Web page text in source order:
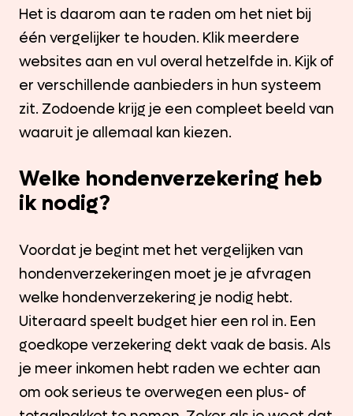
Het is daarom aan te raden om het niet bij
één vergelijker te houden. Klik meerdere
websites aan en vul overal hetzelfde in. Kijk of
er verschillende aanbieders in hun systeem
zit. Zodoende krijg je een compleet beeld van
waaruit je allemaal kan kiezen.
Welke hondenverzekering heb
ik nodig?
Voordat je begint met het vergelijken van
hondenverzekeringen moet je je afvragen
welke hondenverzekering je nodig hebt.
Uiteraard speelt budget hier een rol in. Een
goedkope verzekering dekt vaak de basis. Als
je meer inkomen hebt raden we echter aan
om ook serieus te overwegen een plus- of